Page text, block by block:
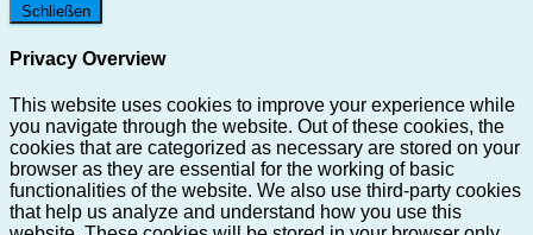
Schließen
Privacy Overview
This website uses cookies to improve your experience while
you navigate through the website. Out of these cookies, the
cookies that are categorized as necessary are stored on your
browser as they are essential for the working of basic
functionalities of the website. We also use third-party cookies
that help us analyze and understand how you use this